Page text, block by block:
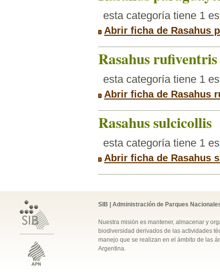
esta categoría tiene 1
Abrir ficha de Rasahus
Rasahus rufiventris
esta categoría tiene 1
Abrir ficha de Rasahus
Rasahus sulcicollis
esta categoría tiene 1
Abrir ficha de Rasahus
SIB | Administración de Parques
Nuestra misión es mantener, almacenar y
biodiversidad derivados de las actividades
manejo que se realizan en el ámbito de las
Argentina.